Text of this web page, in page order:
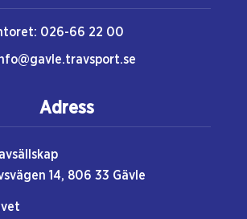
026-66 22 00
Adress
14, 806 33 Gävle